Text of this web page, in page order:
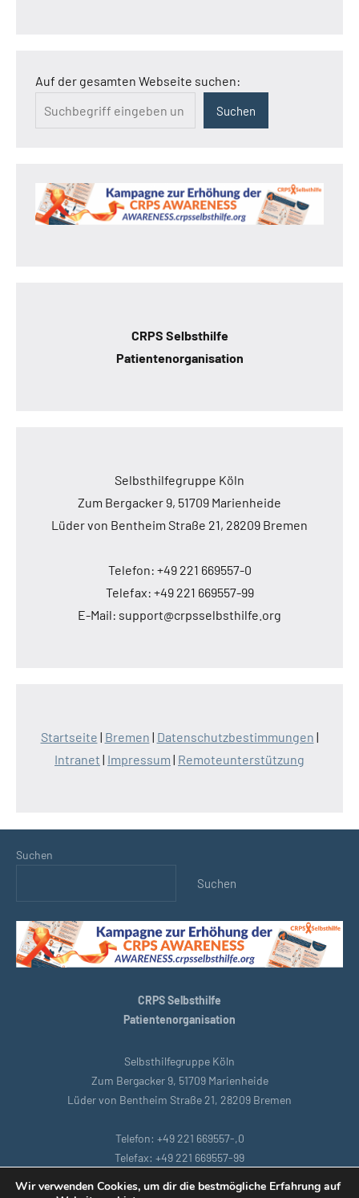
Auf der gesamten Webseite suchen:
Suchen
CRPS Selbsthilfe
Patientenorganisation
Selbsthilfegruppe Köln
Zum Bergacker 9, 51709 Marienheide
Lüder von Bentheim Straße 21, 28209 Bremen
Telefon: +49 221 669557-0
Telefax: +49 221 669557-99
E-Mail: support@crpsselbsthilfe.org
Startseite | Bremen | Datenschutzbestimmungen |
Intranet | Impressum | Remoteunterstützung
Suchen
Suchen
CRPS Selbsthilfe
Patientenorganisation
Selbsthilfegruppe Köln
Zum Bergacker 9, 51709 Marienheide
Lüder von Bentheim Straße 21, 28209 Bremen
Telefon: +49 221 669557-,0
Telefax: +49 221 669557-99
Wir verwenden Cookies, um dir die bestmögliche Erfahrung auf